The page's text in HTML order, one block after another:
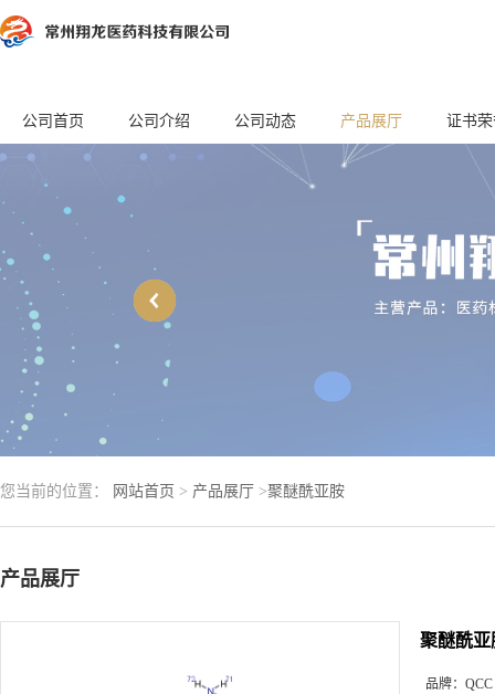
公司首页 公司介绍 公司动态 产品展厅 证书
您当前的位置： 网站首页 > 产品展厅 >聚醚酰亚胺
产品展厅
聚醚酰亚
品牌：